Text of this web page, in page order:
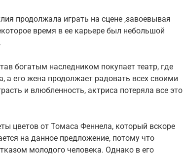
продолжала играть на сцене ,завоевывая
время в ее карьере был небольшой
богатым наследником покупает театр, где
а его жена продолжает радовать всех своими
и влюбленность, актриса потеряла все это
цветов от Томаса Феннела, который вскоре
на данное предложение, потому что
молодого человека. Однако в его